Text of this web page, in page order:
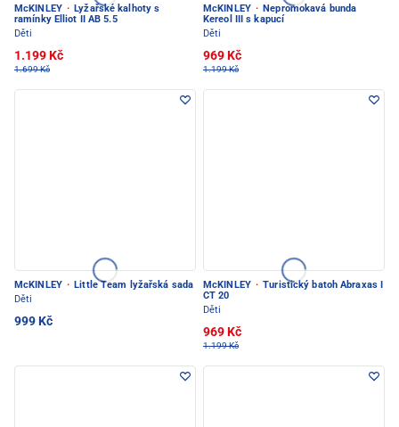
McKINLEY · Lyžařské kalhoty s
ramínky Elliot II AB 5.5
Děti
1.199 Kč
1.699 Kč
McKINLEY · Nepromokavá bunda
Kereol III s kapucí
Děti
969 Kč
1.199 Kč
McKINLEY · Little Team lyžařská sada
Děti
999 Kč
McKINLEY · Turistický batoh Abraxas I
CT 20
Děti
969 Kč
1.199 Kč